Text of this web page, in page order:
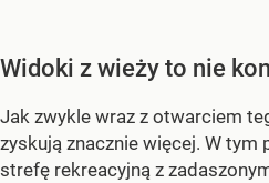
Widoki z wieży to nie
Jak zwykle wraz z otwarciem
zyskują znacznie więcej. W
strefę rekreacyjną z